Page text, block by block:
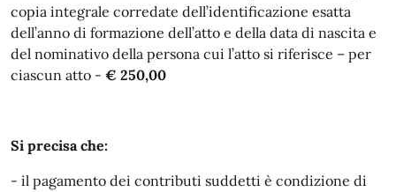
copia integrale corredate dell’identificazione esatta
dell’anno di formazione dell’atto e della data di nascita e
del nominativo della persona cui l’atto si riferisce – per
ciascun atto - € 250,00
Si precisa che:
- il pagamento dei contributi suddetti è condizione di